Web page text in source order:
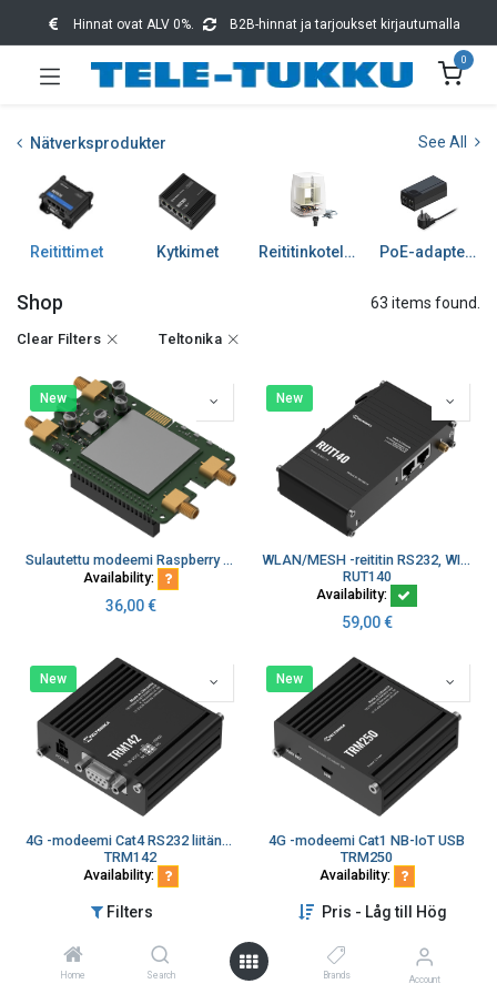
Filters Pris - Låg till Hög
Home Search Brands Account
Hinnat ovat ALV 0%. B2B-hinnat ja tarjoukset kirjautumalla
0
Nätverksprodukter See All
Reitittimet Kytkimet Reititinkotelot ja tarv PoE-adapterit
Shop 63 items found.
Clear Filters Teltonika
New
Sulautettu modeemi Raspberry Pi HAT+ GPIO USB PCM
Availability:
36,00€
New
WLAN/MESH -reititin RS232, WIFI 4, 2x 10/100Mbps
RUT140
Availability:
59,00€
New
4G -modeemi Cat4 RS232 liitäntä USB
TRM142
Availability:
64,00
New
4G -modeemi Cat1 NB-IoT USB
TRM250
Availability:
65,00
New